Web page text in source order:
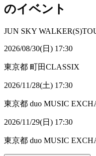
のイベント
JUN SKY
2026/08/30(日) 17:30
東京都 町田CLASSIX
2026/11/28(土) 17:30
東京都 duo MUSIC
2026/11/29(日) 17:30
東京都 duo MUSIC